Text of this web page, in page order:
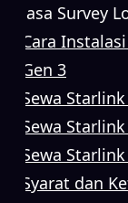
Jasa Survey
Cara
Gen 3
Sewa Starlink
Sewa
Sewa
Syarat dan